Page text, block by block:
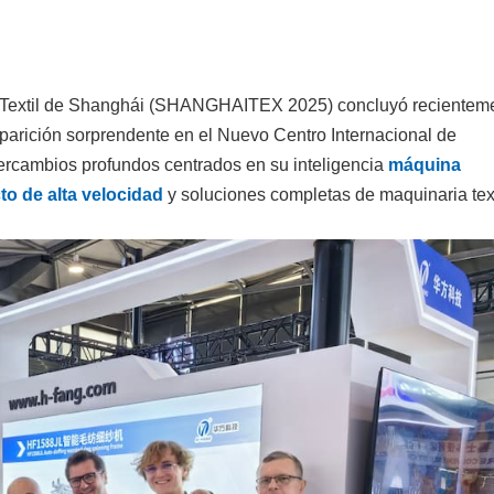
de Shanghái (SHANGHAITEX 2025) concluyó
sorprendente en el Nuevo Centro Internacional de
profundos centrados en su inteligencia máquina
de alta velocidad y soluciones completas de maquinaria